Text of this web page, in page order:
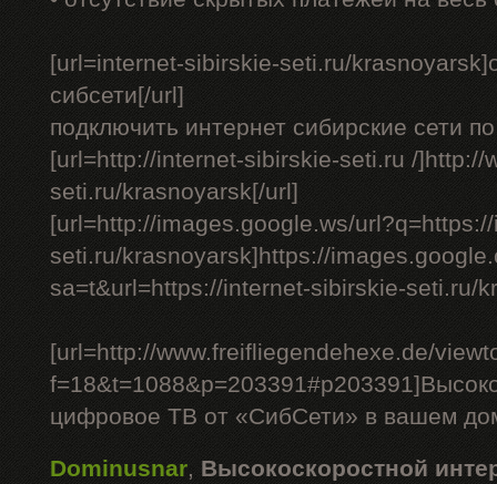
[url=internet-sibirskie-seti.ru/
сибсети[/url]
подключить интернет сибирские сети
[url=http://internet-sibirskie-seti.ru /]http://
seti.ru/krasnoyarsk[/url]
[url=http://images.google.ws/
seti.ru/krasnoyarsk]https://
sa=t&url=https://internet-sibirskie-seti.ru/
[url=http://www.freifliegendehexe.de/
цифровое ТВ от «СибСети» в вашем
Dominusnar, Высокоскоростной